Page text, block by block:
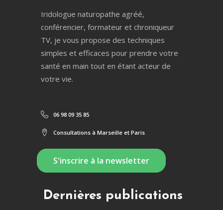
Iridologue naturopathe agréé,
conférencier, formateur et chroniqueur
TV, je vous propose des techniques
simples et efficaces pour prendre votre
santé en main tout en étant acteur de
votre vie.
06 98 09 35 85
Consultations à Marseille et Paris
S'inscrire à la newsletter
Dernières publications